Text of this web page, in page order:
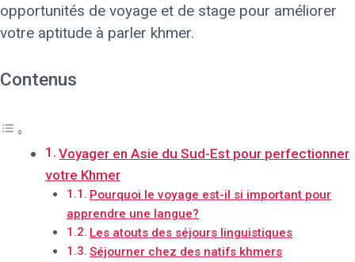
opportunités de voyage et de stage pour améliorer
votre aptitude à parler khmer.
Contenus
Voyager en Asie du Sud-Est pour perfectionner
votre Khmer
Pourquoi le voyage est-il si important pour
apprendre une langue?
Les atouts des séjours linguistiques
Séjourner chez des natifs khmers